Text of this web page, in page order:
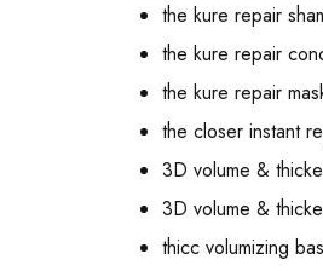
the kure repair
the kure repair
the kure repair
the closer instant
3D volume &
3D volume &
thicc volumizing